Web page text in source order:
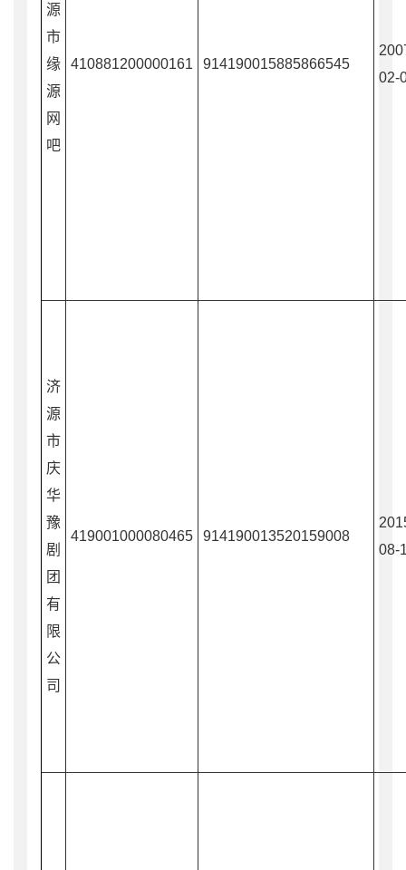
源
市
缘
源
网
吧
410881200000161 914190015885866545
02-
济
源
市
庆
华
豫
剧
团
有
限
公
司
419001000080465 914190013520159008
08-